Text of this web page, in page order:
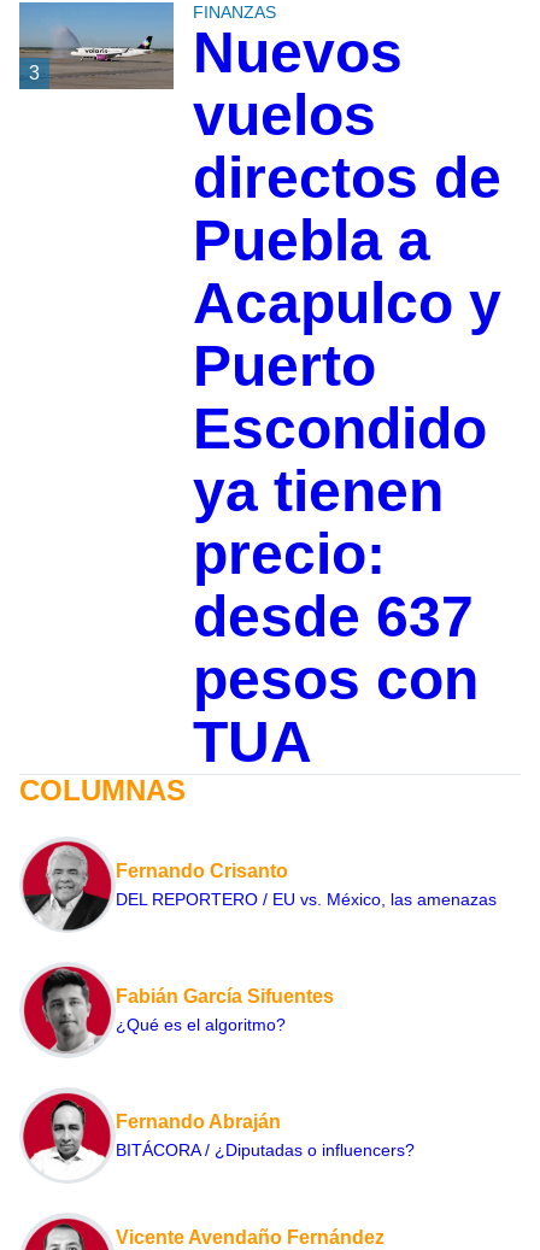
3
FINANZAS
Nuevos
vuelos
directos de
Puebla a
Acapulco y
Puerto
Escondido
ya tienen
precio:
desde 637
pesos con
TUA
COLUMNAS
Fernando Crisanto
DEL REPORTERO / EU vs. México, las amenazas
Fabián García Sifuentes
¿Qué es el algoritmo?
Fernando Abraján
BITÁCORA / ¿Diputadas o influencers?
Vicente Avendaño Fernández